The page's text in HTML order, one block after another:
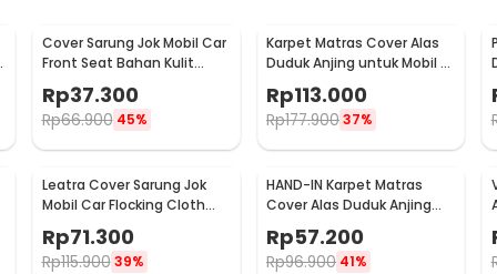
Cover Sarung Jok Mobil Car
Front Seat Bahan Kulit
Breathable - S10
Rp37.300
Rp66.900 45%
Karpet Matras Cover Alas
Duduk Anjing untuk Mobil -
SUV YG01
Rp113.000
Rp177.90037%
Leatra Cover Sarung Jok
Mobil Car Flocking Cloth
Universal Premium Rear -
S15
Rp71.300
Rp115.900 39%
HAND-IN Karpet Matras
Cover Alas Duduk Anjing
YG02
Rp57.200
Rp96.900 41%